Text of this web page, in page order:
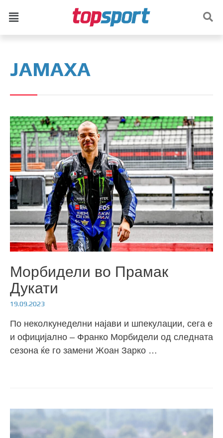
ЈАМАХА
Морбидели во Прамак
Дукати
19.09.2023
По неколкунеделни најави и шпекулации, сега е
и официјално – Франко Морбидели од следната
сезона ќе го замени Жоан Зарко …